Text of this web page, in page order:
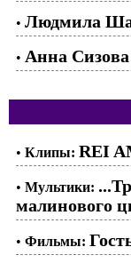
• Людмила
• Анна
• Клипы: REI
• Мультики:
малинового
• Фильмы: